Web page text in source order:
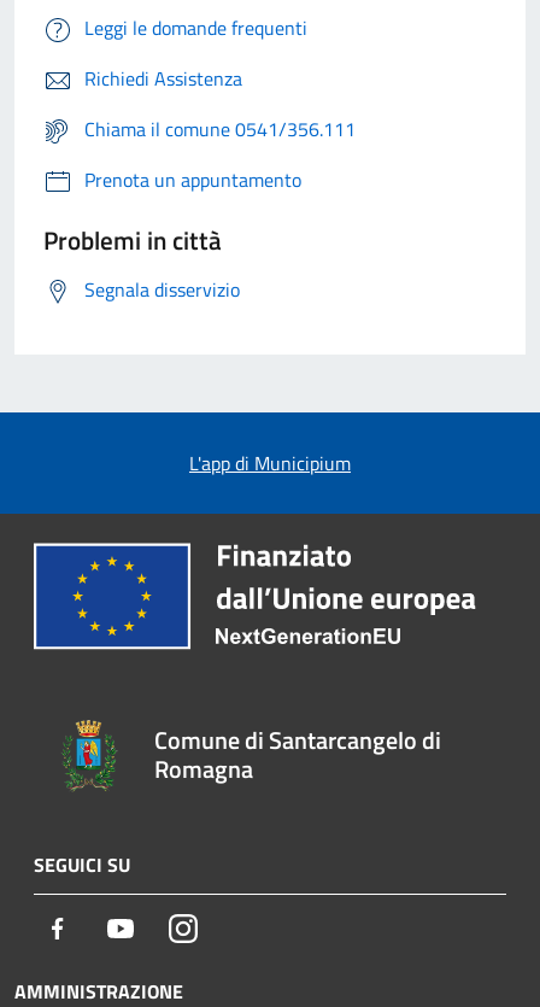
Leggi le domande frequenti
Richiedi Assistenza
Chiama il comune 0541/356.111
Prenota un appuntamento
Problemi in città
Segnala disservizio
L'app di Municipium
Comune di Santarcangelo di
Romagna
SEGUICI SU
Facebook YoutubeInstagram
AMMINISTRAZIONE